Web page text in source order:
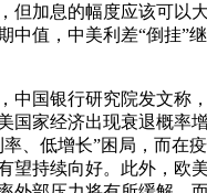
但加息的幅度应该可以
中值，中美利差“倒挂”
国银行研究院发文称
国家经济出现衰退概率
率、低增长”困局，而在
望持续向好。此外，欧